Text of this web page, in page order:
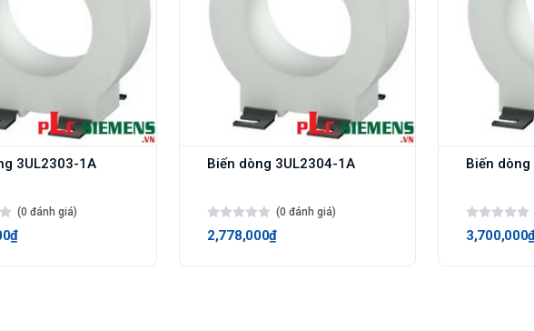
3UL2303-1A
(0 đánh giá)
Biến dòng 3UL2304-1A
(0 đánh giá)
2,778,000₫
Biến